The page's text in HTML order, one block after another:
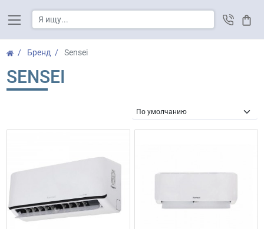
Бренд Sensei
SENSEI